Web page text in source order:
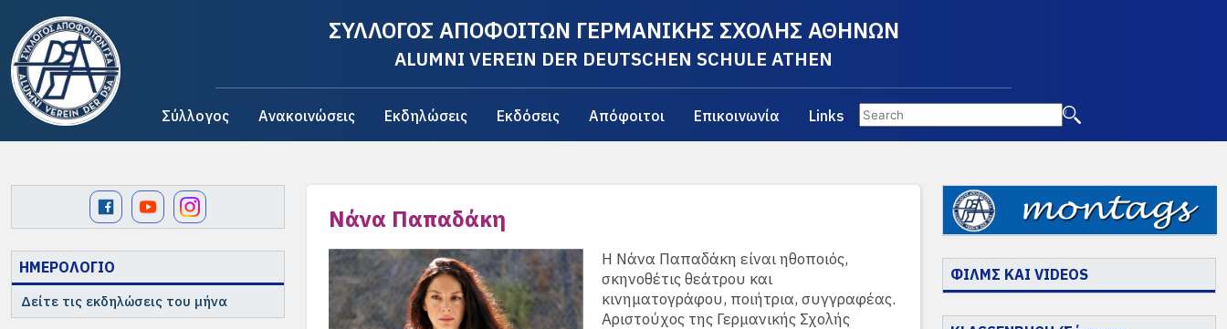
ΣΥΛΛΟΓΟΣ ΑΠΟΦΟΙΤΩΝ ΓΕΡΜΑΝΙΚΗΣ ΣΧΟΛΗΣ ΑΘΗΝΩΝ
ALUMNI VEREIN DER DEUTSCHEN SCHULE ATHEN
Σύλλογος Ανακοινώσεις Εκδηλώσεις Εκδόσεις Απόφοιτοι Επικοινωνία Links
ΗΜΕΡΟΛΟΓΙΟ
Δείτε τις εκδηλώσεις του μήνα
Νάνα Παπαδάκη
H Νάνα Παπαδάκη είναι ηθοποιός,
σκηνοθέτις θεάτρου και
κινηματογράφου, ποιήτρια, συγγραφέας.
Αριστούχος της Γερμανικής Σχολής
ΦΙΛΜΣ ΚΑΙ VIDEOS